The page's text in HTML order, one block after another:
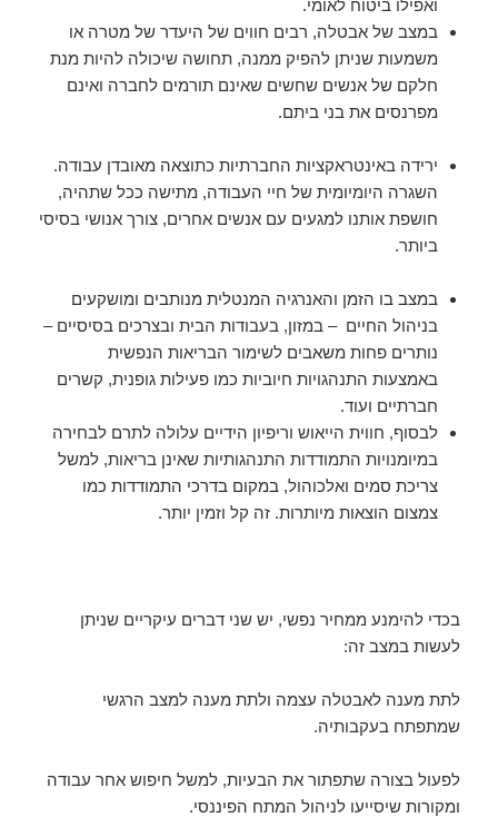
ואפילו ביטוח לאומי.
במצב של אבטלה, רבים חווים של היעדר של מטרה או
משמעות שניתן להפיק ממנה, תחושה שיכולה להיות מנת
חלקם של אנשים שחשים שאינם תורמים לחברה ואינם
מפרנסים את בני ביתם.
ירידה באינטראקציות החברתיות כתוצאה מאובדן עבודה.
השגרה היומיומית של חיי העבודה, מתישה ככל שתהיה,
חושפת אותנו למגעים עם אנשים אחרים, צורך אנושי בסיסי
ביותר.
במצב בו הזמן והאנרגיה המנטלית מנותבים ומושקעים
בניהול החיים – במזון, בעבודות הבית ובצרכים בסיסיים –
נותרים פחות משאבים לשימור הבריאות הנפשית
באמצעות התנהגויות חיוביות כמו פעילות גופנית, קשרים
חברתיים ועוד.
לבסוף, חווית הייאוש וריפיון הידיים עלולה לתרם לבחירה
במיומנויות התמודדות התנהגותיות שאינן בריאות, למשל
צריכת סמים ואלכוהול, במקום בדרכי התמודדות כמו
צמצום הוצאות מיותרות. זה קל וזמין יותר.
בכדי להימנע ממחיר נפשי, יש שני דברים עיקריים שניתן
לעשות במצב זה:
לתת מענה לאבטלה עצמה ולתת מענה למצב הרגשי
שמתפתח בעקבותיה.
לפעול בצורה שתפתור את הבעיות, למשל חיפוש אחר עבודה
ומקורות שיסייעו לניהול המתח הפיננסי.